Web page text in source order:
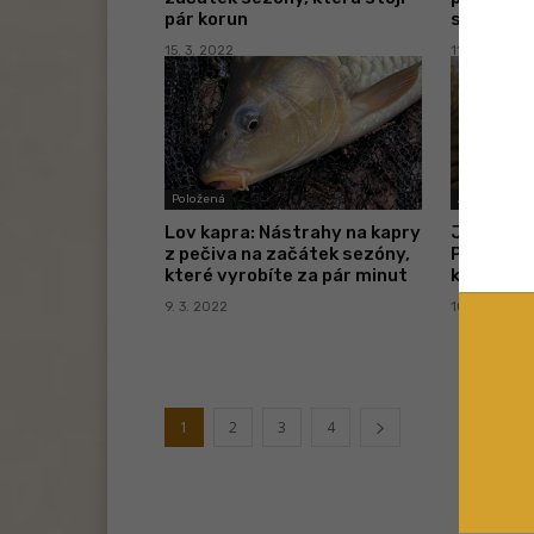
pár korun
15. 3. 2022 11. 3. 2022
Položená
Lov kapra: Nástrahy na kapry
z pečiva na začátek sezóny,
které vyrobíte za pár minut
9. 3. 2022
Akční nabídka
Jarní tip
Plovoucí
kapry s
10. 2. 2022
1 2 3 4